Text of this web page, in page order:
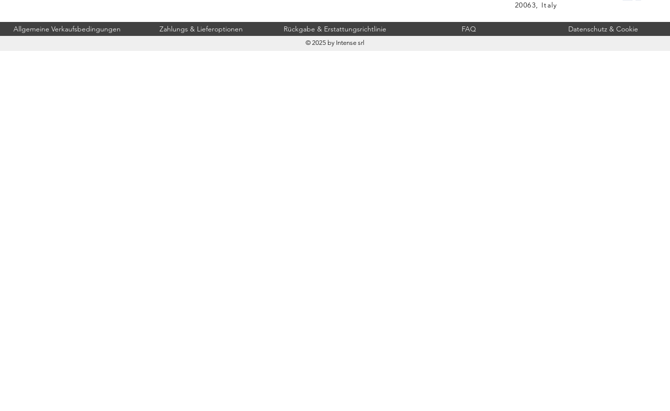
20063, Italy
Allgemeine Verkaufsbedingungen Zahlungs & Lieferoptionen Rückgabe & Erstattungsrichtlinie FAQ Datenschutz & Cookie
© 2025 by Intense srl